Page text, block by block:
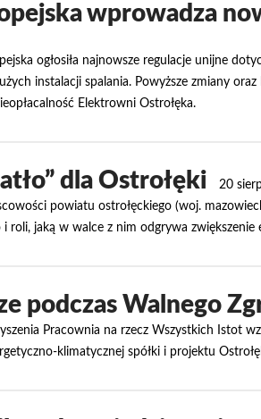
wprowadza
ogłosiła najnowsze regulacje unijne
instalacji spalania. Powyższe zmiany
Elektrowni Ostrołęka.
dla Ostrołęki
20
powiatu ostrołęckiego (woj.
roli, jaką w walce z nim odgrywa zwiększenie
podczas Walnego
Pracownia na rzecz Wszystkich Istot
klimatycznej spółki i projektu